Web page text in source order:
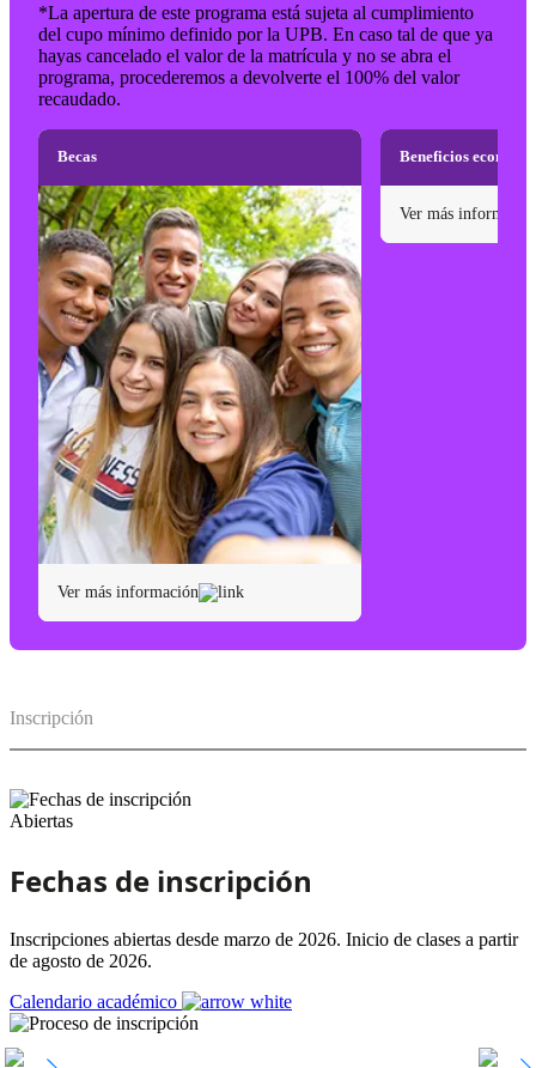
*La apertura de este programa está sujeta al cumplimiento
del cupo mínimo definido por la UPB. En caso tal de que ya
hayas cancelado el valor de la matrícula y no se abra el
programa, procederemos a devolverte el 100% del valor
recaudado.
Becas
Ver más información
Beneficios
Ver más
Inscripción
Abiertas
Fechas de inscripción
Inscripciones abiertas desde marzo de 2026. Inicio de clases a partir
de agosto de 2026.
Calendario académico